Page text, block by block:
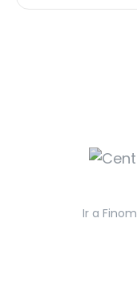
Ir a Finom